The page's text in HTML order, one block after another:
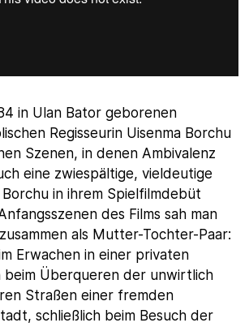
in Ulan Bator geborenen
Regisseurin Uisenma Borchu
Szenen, in denen Ambivalenz
eine zwiespältige, vieldeutige
in ihrem Spielfilmdebüt
des Films sah man
als Mutter-Tochter-Paar:
Erwachen in einer privaten
beim Überqueren der unwirtlich
Straßen einer fremden
schließlich beim Besuch der